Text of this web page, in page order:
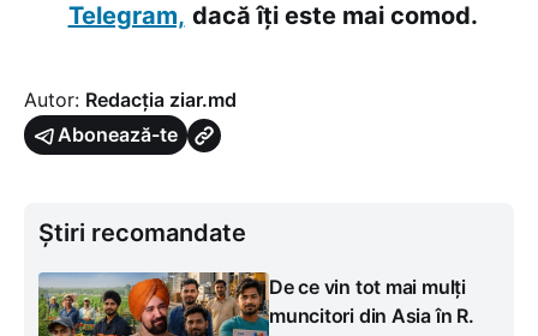
Telegram, dacă îți este mai comod.
Autor: Redacția ziar.md
Abonează-te
Știri recomandate
De ce vin tot mai mulți
muncitori din Asia în R.